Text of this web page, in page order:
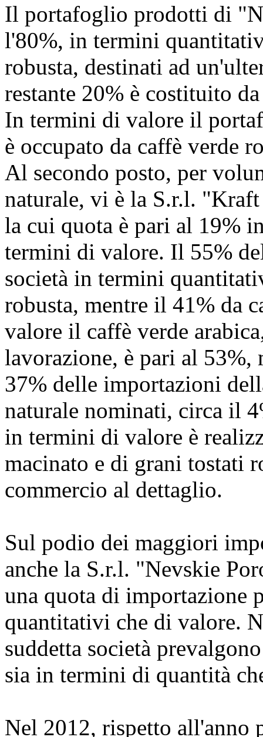
Il portafoglio prodotti di
l'80%, in termini
robusta, destinati ad
restante 20% è costituito
In termini di valore il
è occupato da caffè verde
Al secondo posto, per
naturale, vi è la S.r.l.
la cui quota è pari al 19%
termini di valore. Il 55%
società in termini
robusta, mentre il 41% da
valore il caffè verde
lavorazione, è pari al
37% delle importazioni
naturale nominati, circa il
in termini di valore è
macinato e di grani tostati
commercio al dettaglio.
Sul podio dei maggiori
anche la S.r.l. "Nevskie
una quota di importazione
quantitativi che di valore.
suddetta società
sia in termini di quantità
Nel 2012, rispetto all'anno